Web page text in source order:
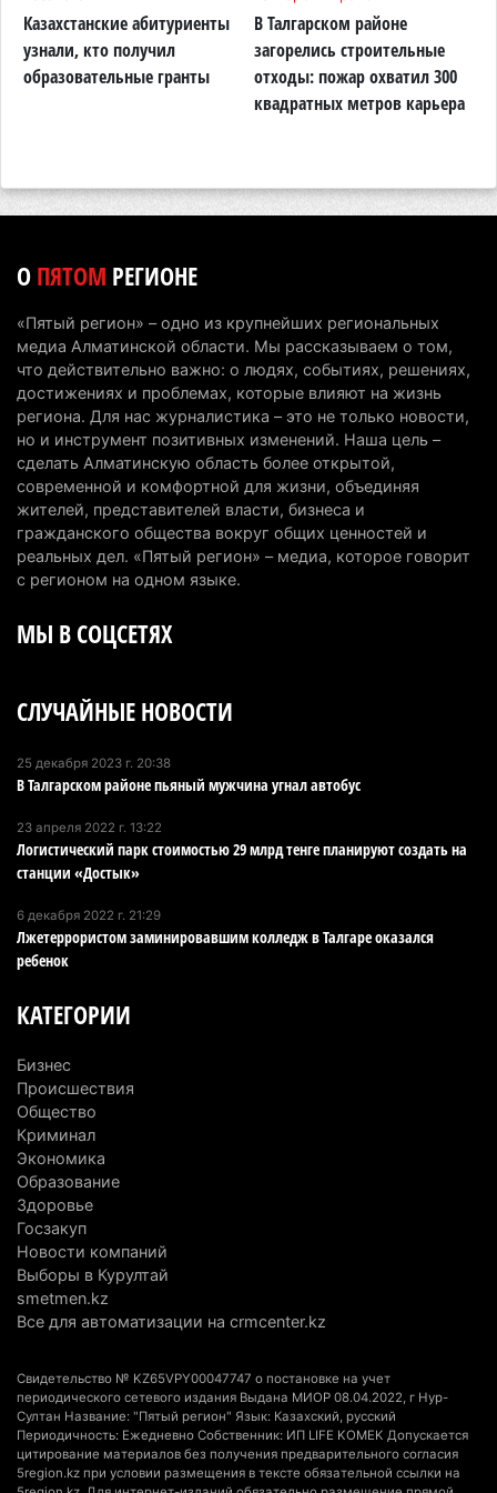
Минэкологии опровергло фото тигра возле села
в Алматинской области
190
топлива для самолетов: пилотный проект
5 августа 2026 г. 12:32
Туриста с тяжелыми травмами эвакуировали в
горах Алматинской области после камнепада
5 августа 2026 г. 11:23 162
Хозяина собак, едва не загрызших ребенка в
Алматинской области, судят спустя год после
трагедии
5 августа 2026 г. 09:17
В Алматинской области запустят производство
катеров для Formula-1 H2O и откроют академию
5 августа 2026 г. 08:29
В Alatau City Authority назначили нового
директора по коммуникациям
Партия «Әділет» предложила превратить
рабочих мест
4 августа 2026 г. 15:11
председателя административного суда
В Алматинской области второй день не могут
потушить пожар в Аксайском ущелье
4 августа 2026 г. 13:02
В Алматы приостановили лицензии 350
строительным компаниям
В команде акима Алатау новое назначение: кто
Выборы в Курултай: Алматинская область вошла
в число регионов с самым большим
количеством избирателей
Казахстанские абитуриенты
узнали, кто получил
образовательные гранты
В Талгарском районе
загорелись строительные
отходы: пожар охватил 300
квадратных метров карьера
ОПЯТОМ РЕГИОНЕ
«Пятый регион» – одно из крупнейших региональных
медиа Алматинской области. Мы рассказываем о том,
что действительно важно: о людях, событиях, решениях,
достижениях и проблемах, которые влияют на жизнь
региона. Для нас журналистика – это не только новости,
но и инструмент позитивных изменений. Наша цель –
сделать Алматинскую область более открытой,
современной и комфортной для жизни, объединяя
жителей, представителей власти, бизнеса и
гражданского общества вокруг общих ценностей и
реальных дел. «Пятый регион» – медиа, которое говорит
с регионом на одном языке.
МЫ В СОЦСЕТЯХ
СЛУЧАЙНЫЕ НОВОСТИ
25 декабря 2023 г. 20:38
В Талгарском районе пьяный мужчина угнал автобус
23 апреля 2022 г. 13:22
Логистический парк стоимостью 29 млрд тенге планируют создать на
станции «Достык»
6 декабря 2022 г. 21:29
Лжетеррористом заминировавшим колледж в Талгаре оказался
ребенок
КАТЕГОРИИ
Бизнес
Происшествия
Общество
Криминал
Экономика
Образование
Здоровье
Госзакуп
Новости компаний
Выборы в Курултай
smetmen.kz
Все для автоматизации на crmcenter.kz
Свидетельство № KZ65VPY00047747 о постановке на учет
периодического сетевого издания Выдана МИОР 08.04.2022, г Нур-
Султан Название: "Пятый регион" Язык: Казахский, русский
Периодичность: Ежедневно Собственник: ИП LIFE KOMEK Допускается
цитирование материалов без получения предварительного согласия
5region.kz при условии размещения в тексте обязательной ссылки на